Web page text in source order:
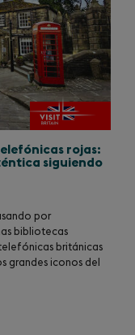
rojas:
siguiendo
por
bibliotecas
británicas
grandes iconos del